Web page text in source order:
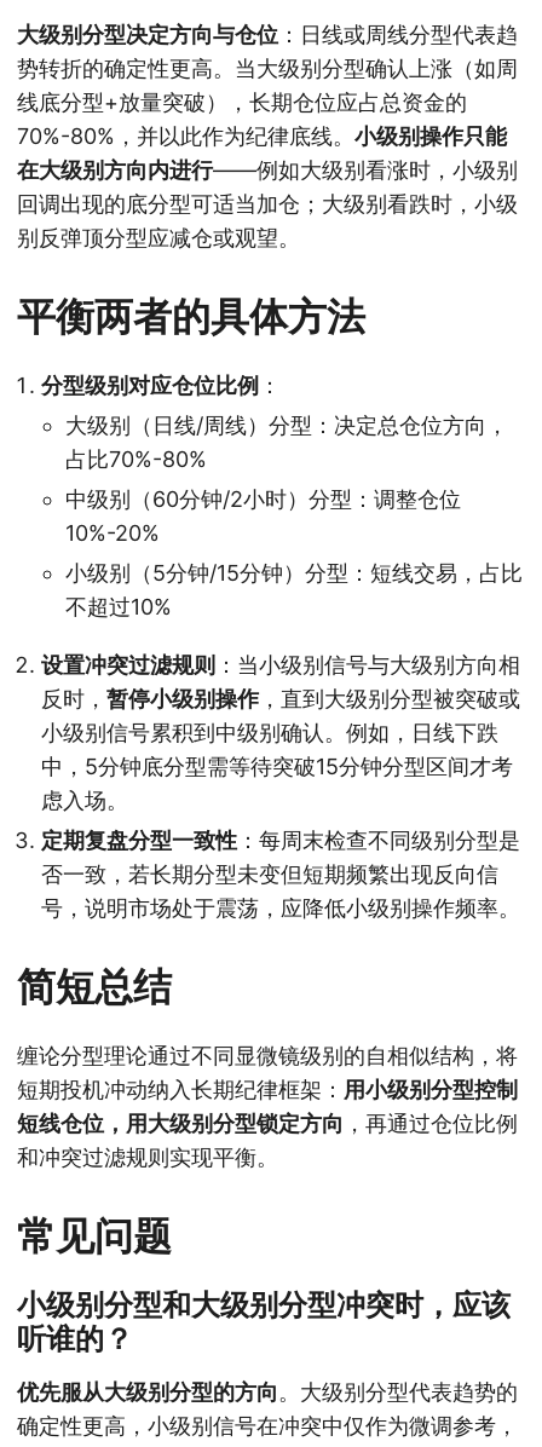
大级别分型决定方向与仓位 ：日线或周线分型代表趋
势转折的确定性更高。当大级别分型确认上涨（如周
线底分型+放量突破），长期仓位应占总资金的
70%-80%，并以此作为纪律底线。 小级别操作只能
在大级别方向内进行——例如大级别看涨时，小级别
回调出现的底分型可适当加仓；大级别看跌时，小级
别反弹顶分型应减仓或观望。
平衡两者的具体方法
分型级别对应仓位比例 ：
大级别（日线/周线）分型：决定总仓位方向，
占比70%-80%
中级别（60分钟/2小时）分型：调整仓位
10%-20%
小级别（5分钟/15分钟）分型：短线交易，占比
不超过10%
设置冲突过滤规则 ：当小级别信号与大级别方向相
反时， 暂停小级别操作，直到大级别分型被突破或
小级别信号累积到中级别确认。例如，日线下跌
中，5分钟底分型需等待突破15分钟分型区间才考
虑入场。
定期复盘分型一致性 ：每周末检查不同级别分型是
否一致，若长期分型未变但短期频繁出现反向信
号，说明市场处于震荡，应降低小级别操作频率。
简短总结
缠论分型理论通过不同显微镜级别的自相似结构，将
短期投机冲动纳入长期纪律框架： 用小级别分型控制
短线仓位，用大级别分型锁定方向 ，再通过仓位比例
和冲突过滤规则实现平衡。
常见问题
小级别分型和大级别分型冲突时，应该
听谁的？
优先服从大级别分型的方向。大级别分型代表趋势的
确定性更高，小级别信号在冲突中仅作为微调参考，